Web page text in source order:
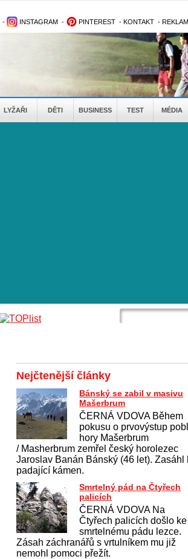
- INSTAGRAM - PINTEREST - KONTAKT -
LYŽAŘI DĚTI BUSINESS TEST MÉDIA
Nejčtenější články
Bánský se zabil v masivu
Mašerbrum
ČERNÁ VDOVA Během
pokusu o prvovýstup
hory Mašerbrum
/ Masherbrum zemřel český horolezec
Jaroslav Banán Bánský (46 let). Zasáhl
padající kámen.
Smrtelný pád na Čtyřech
palicích
ČERNÁ VDOVA Na
Čtyřech palicích došlo ke
smrtelnému pádu lezce.
Zásah záchranářů s vrtulníkem mu již
nemohl pomoci přežít.